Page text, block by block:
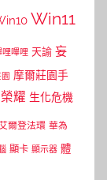
Win11
哩嗶哩 天諭 妄
摩爾莊園手
耀 生化危機
爾登法環 華為
顯卡 顯示器 體